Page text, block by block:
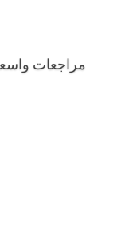
مراجعات